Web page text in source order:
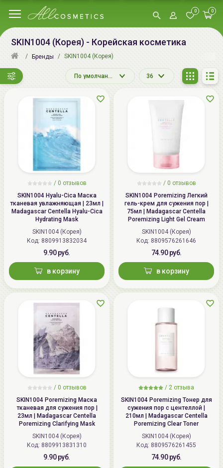
0 0
SKIN1004 (Корея) - Корейская косметика
Бренды SKIN1004 (Корея)
По умолчанию 36
/ 0 отзывов
SKIN1004 Hyalu-Cica Маска
тканевая увлажняющая | 23мл |
Madagascar Centella Hyalu-Cica
Hydrating Mask
SKIN1004 (Корея)
Код: 8809913832034
9.90 руб.
в корзину
/ 0 отзывов
SKIN1004 Poremizing Легкий
гель-крем для сужения пор |
75мл | Madagascar Centella
Poremizing Light Gel Cream
SKIN1004 (Корея)
Код: 8809576261646
74.90 руб.
в корзину
/ 0 отзывов
SKIN1004 Poremizing Маска
тканевая для сужения пор |
23мл | Madagascar Centella
Poremizing Clarifying Mask
SKIN1004 (Корея)
Код: 8809913831310
9.90 руб.
/ 2 отзыва
SKIN1004 Poremizing Тонер для
сужения пор с центеллой |
210мл | Madagascar Centella
Poremizing Clear Toner
SKIN1004 (Корея)
Код: 8809576261455
74.90 руб.